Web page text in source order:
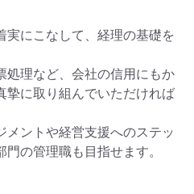
実にこなして、経理の基礎を
処理など、会社の信用にもか
摯に取り組んでいただければ
メントや経営支援へのステッ
の管理職も目指せます。